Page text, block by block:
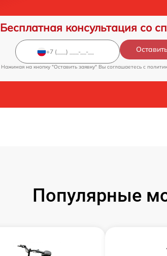
Бесплатная консультация со
Нажимая на кнопку "Оставить заявку" Вы соглашаетесь c
Популярные